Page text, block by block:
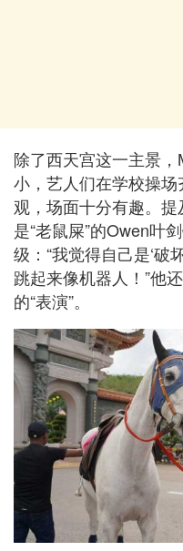
除了西天宫这一主景
小，艺人们在学校操
观，场面十分有趣。
是“老鼠屎”的Owen叶
级：“我觉得自己是‘破
跳起来像机器人！”他
的“表演”。